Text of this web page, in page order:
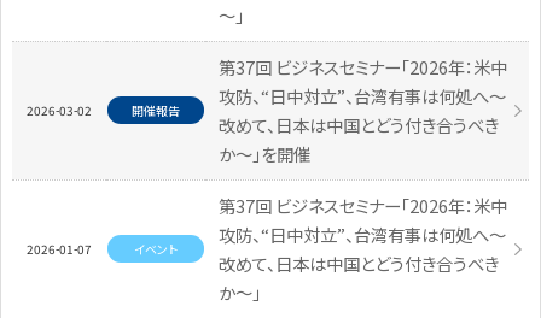
～」
2026-03-02 開催報告
第37回 ビジネスセミナー「2026年：米中
攻防、“日中対立”、台湾有事は何処へ～
改めて、日本は中国とどう付き合うべき
か～」を開催
2026-01-07 イベント
第37回 ビジネスセミナー「2026年：米中
攻防、“日中対立”、台湾有事は何処へ～
改めて、日本は中国とどう付き合うべき
か～」